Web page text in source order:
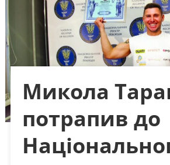
Микола
потрапив до